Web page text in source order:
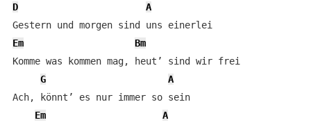
D
A
Em
Bm
Komme was kommen mag, heut’ sind wir frei
G
A
Ach, könnt’ es nur immer so sein
Em
A